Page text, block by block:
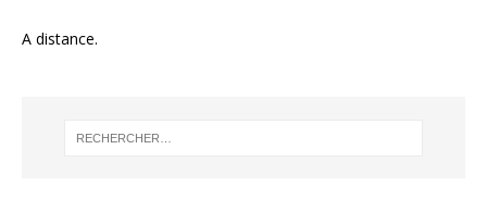
A distance.